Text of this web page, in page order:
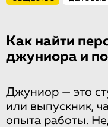
Как найти
джуниора и
Джуниор — это
или выпускник,
опыта работы.